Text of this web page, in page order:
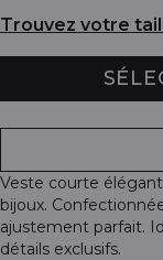
Trouvez votre
Veste courte
bijoux.
ajustement parfait.
détails exclusifs.